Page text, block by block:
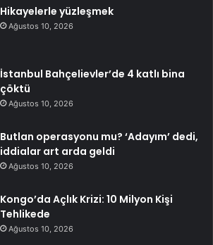
Hikayelerle yüzleşmek
Ağustos 10, 2026
İstanbul Bahçelievler’de 4 katlı bina
çöktü
Ağustos 10, 2026
Butlan operasyonu mu? ‘Adayım’ dedi,
iddialar art arda geldi
Ağustos 10, 2026
Kongo’da Açlık Krizi: 10 Milyon Kişi
Tehlikede
Ağustos 10, 2026